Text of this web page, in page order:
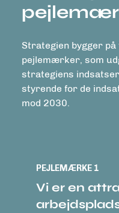
Strategien bygger
pejlemærker, som
strategiens
styrende for de
mod 2030.
PEJLEMÆRKE 1
Vi er en